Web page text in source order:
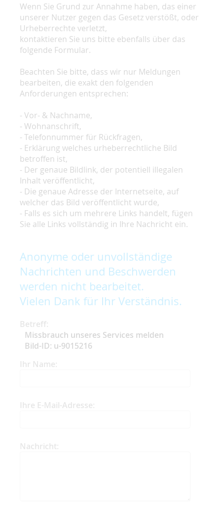
Wenn Sie Grund zur Annahme haben, das einer
unserer Nutzer gegen das Gesetz verstößt, oder
Urheberrechte verletzt,
kontaktieren Sie uns bitte ebenfalls über das
folgende Formular.
Beachten Sie bitte, dass wir nur Meldungen
bearbeiten, die exakt den folgenden
Anforderungen entsprechen:
- Vor- & Nachname,
- Wohnanschrift,
- Telefonnummer für Rückfragen,
- Erklärung welches urheberrechtliche Bild
betroffen ist,
- Der genaue Bildlink, der potentiell illegalen
Inhalt veröffentlicht,
- Die genaue Adresse der Internetseite, auf
welcher das Bild veröffentlicht wurde,
- Falls es sich um mehrere Links handelt, fügen
Sie alle Links vollständig in Ihre Nachricht ein.
Anonyme oder unvollständige
Nachrichten und Beschwerden
werden nicht bearbeitet.
Vielen Dank für Ihr Verständnis.
Betreff:
Missbrauch unseres Services melden
Bild-ID: u-9015216
Ihr Name:
Ihre E-Mail-Adresse:
Nachricht: